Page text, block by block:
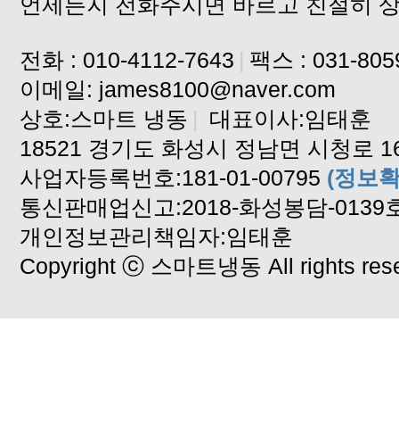
전화 : 010-4112-7643 | 팩스 : 031-
이메일: james8100@naver.com
상호:스마트 냉동 | 대표이사:임태훈
18521 경기도 화성시 정남면 시청로
사업자등록번호:181-01-00795 (정보
통신판매업신고:2018-화성봉담-0139
개인정보관리책임자:임태훈
Copyright ⓒ 스마트냉동 All rights